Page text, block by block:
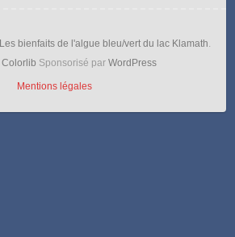
Les bienfaits de l'algue bleu/vert du lac Klamath.
Colorlib Sponsorisé par WordPress
Mentions légales